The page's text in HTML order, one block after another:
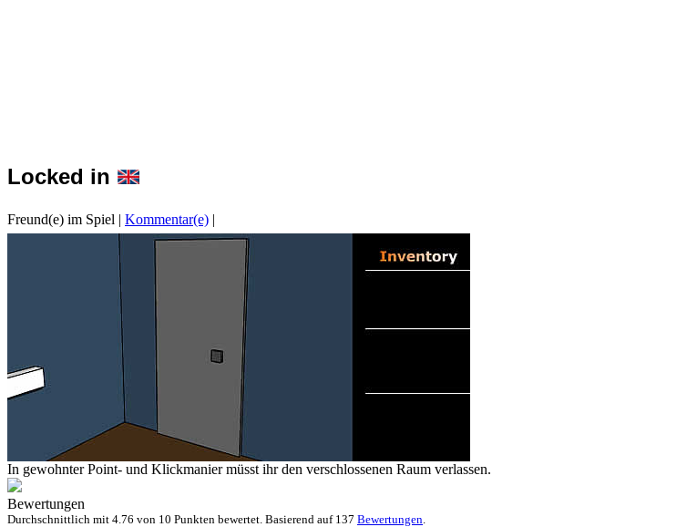
Locked in
Freund(e) im Spiel | Kommentar(e) |
In gewohnter Point- und Klickmanier müsst ihr den verschlossenen Raum verlassen.
Bewertungen
Durchschnittlich mit 4.76 von 10 Punkten bewertet. Basierend auf 137 Bewertungen